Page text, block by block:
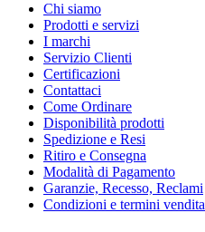
Chi siamo
Prodotti e servizi
I marchi
Servizio Clienti
Certificazioni
Contattaci
Come Ordinare
Disponibilità prodotti
Spedizione e Resi
Ritiro e Consegna
Modalità di Pagamento
Garanzie, Recesso, Reclami
Condizioni e termini vendita